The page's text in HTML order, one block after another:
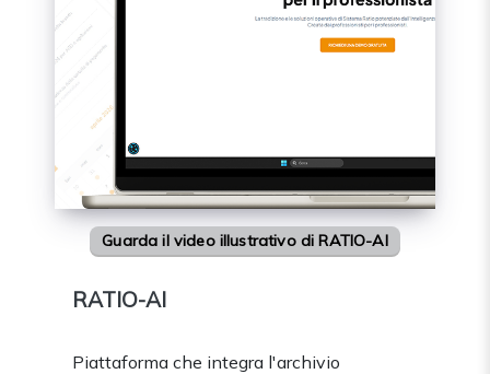
Guarda il video illustrativo di RATIO-AI
RATIO-AI
Piattaforma che integra l'archivio